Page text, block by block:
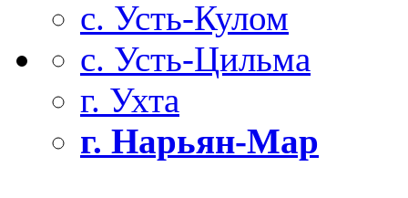
с. Усть-Кулом
с. Усть-Цильма
г. Ухта
г. Нарьян-Мар